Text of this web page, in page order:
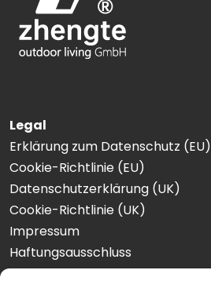
Legal
Erklärung zum Datenschutz (EU)
Cookie-Richtlinie (EU)
Datenschutzerklärung (UK)
Cookie-Richtlinie (UK)
Impressum
Haftungsausschluss